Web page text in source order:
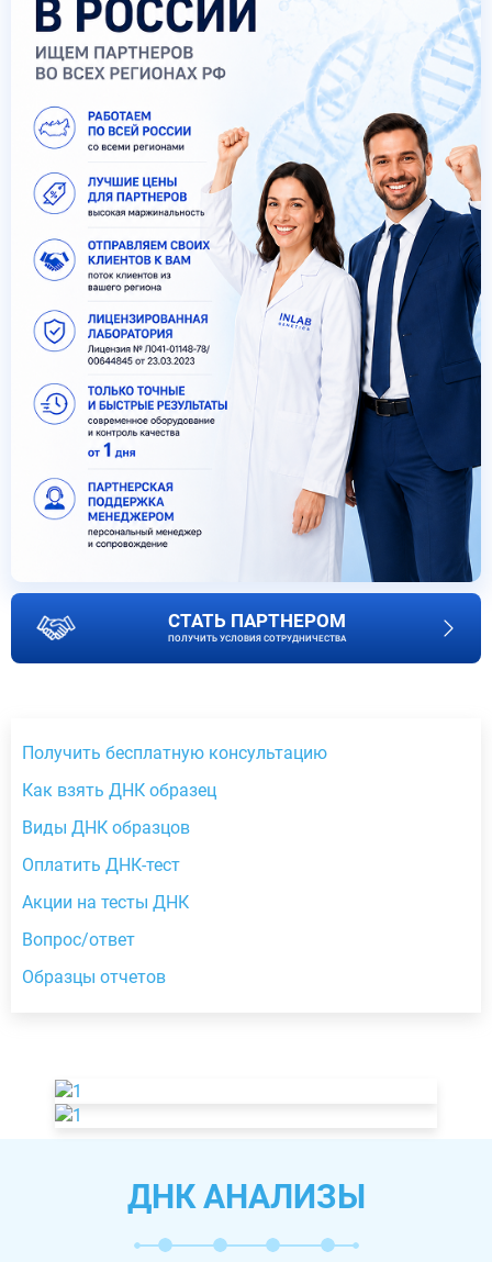
СТАТЬ ПАРТНЕРОМ
ПОЛУЧИТЬ УСЛОВИЯ СОТРУДНИЧЕСТВА
Получить бесплатную консультацию
Как взять ДНК образец
Виды ДНК образцов
Оплатить ДНК-тест
Акции на тесты ДНК
Вопрос/ответ
Образцы отчетов
ДНК АНАЛИЗЫ